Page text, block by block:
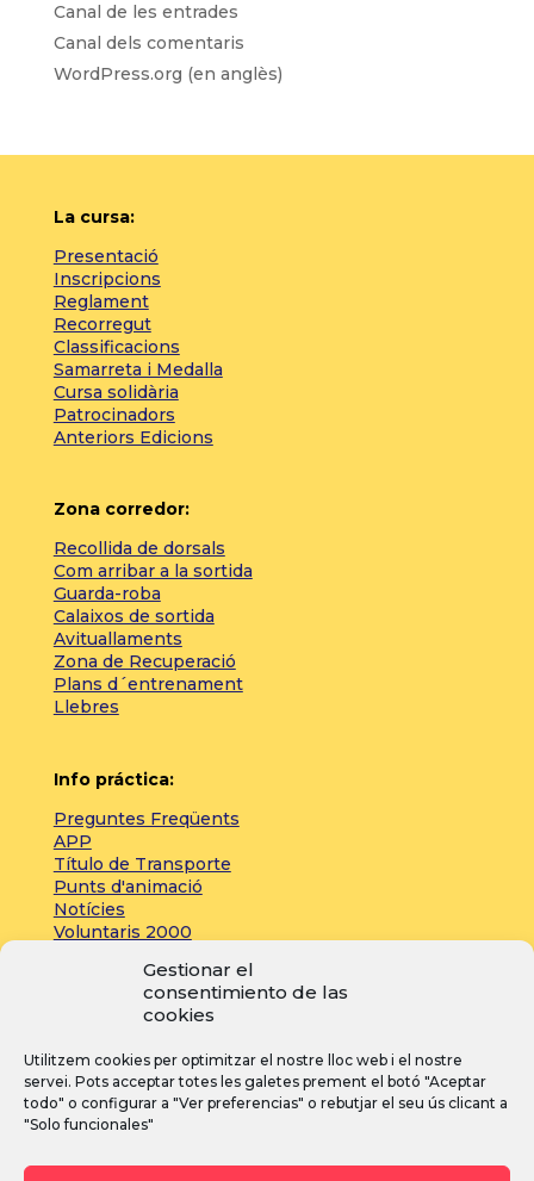
Gestionar el
consentimiento de las
cookies
Utilitzem cookies per optimitzar el nostre lloc web i el nostre
servei. Pots acceptar totes les galetes prement el botó "Aceptar
todo" o configurar a "Ver preferencias" o rebutjar el seu ús clicant a
"Solo funcionales"
Canal de les entrades
Canal dels comentaris
WordPress.org (en anglès)
La cursa:
Presentació
Inscripcions
Reglament
Recorregut
Classificacions
Samarreta i Medalla
Cursa solidària
Patrocinadors
Anteriors Edicions
Zona corredor:
Recollida de dorsals
Com arribar a la sortida
Guarda-roba
Calaixos de sortida
Avituallaments
Zona de Recuperació
Plans d´entrenament
Llebres
Info práctica:
Preguntes Freqüents
APP
Título de Transporte
Punts d'animació
Notícies
Voluntaris 2000
Zona de prensa:
Acreditacions
Inscripcions
Notícies
InstagramFacebook YouTube